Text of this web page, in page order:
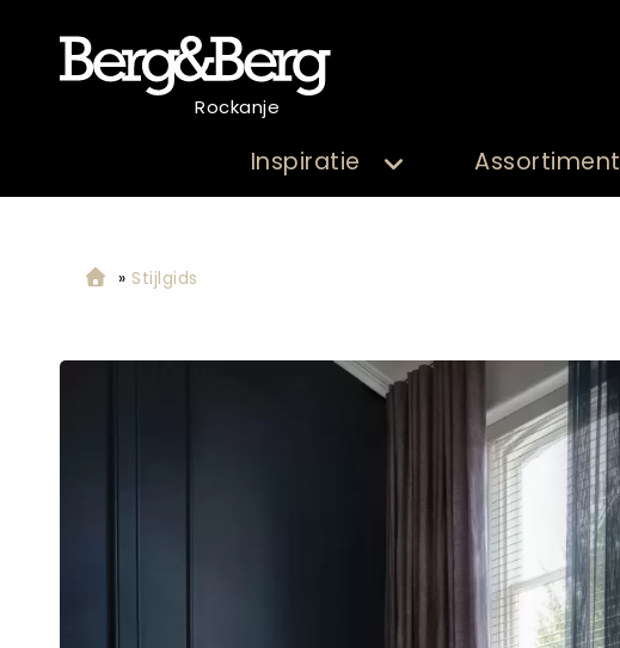
Rockanje
Inspiratie Assortiment
» Stijlgids